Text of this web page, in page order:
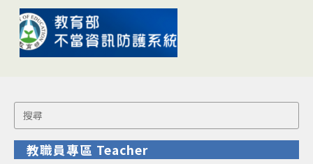
Search
for:
教職員專區 Teacher